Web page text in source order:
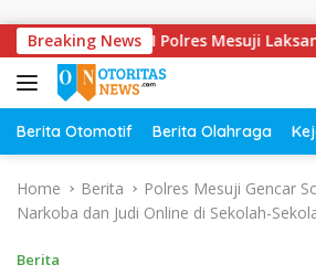
Breaking News
Kompi II Polres Mesuji Laksanakan
Berita Otomotif Berita Olahraga
Home Berita
Polres Mesuji Gencar
Narkoba dan Judi Online di Sekolah-
Berita